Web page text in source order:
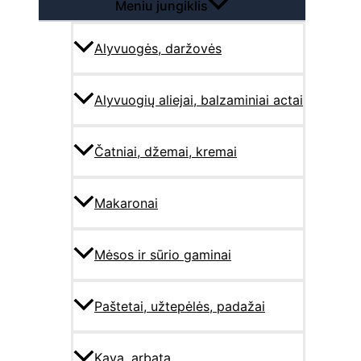
Meniu jungiklis
Alyvuogės, daržovės
Alyvuogių aliejai, balzaminiai actai
Čatniai, džemai, kremai
Makaronai
Mėsos ir sūrio gaminai
Paštetai, užtepėlės, padažai